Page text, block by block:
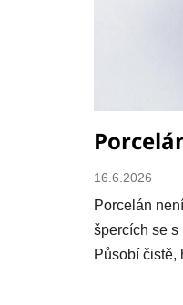
16.6.2026
Porcelán
špercích se s
Působí čistě,